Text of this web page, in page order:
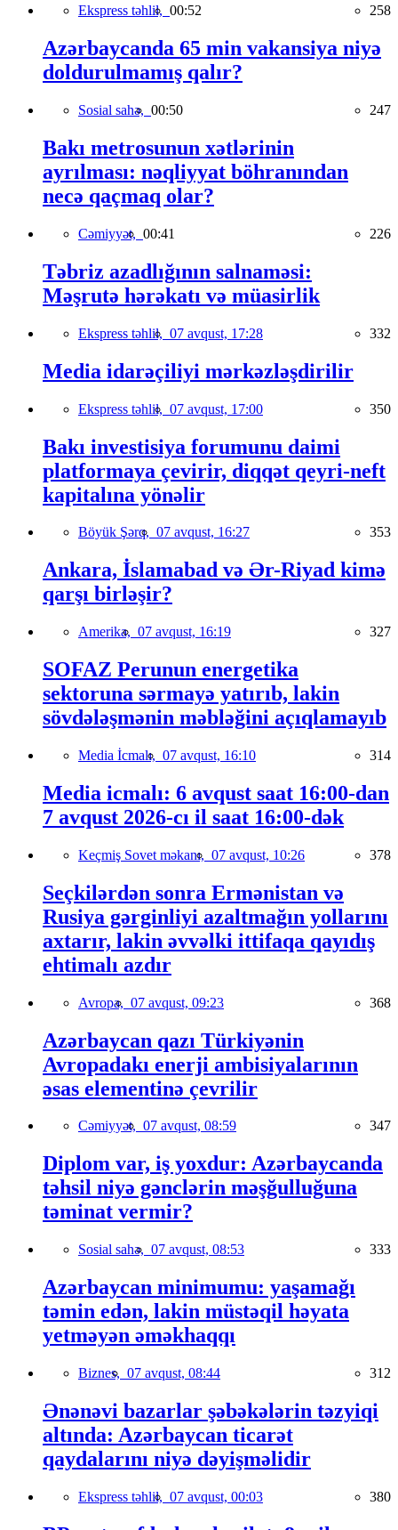
Ekspress təhlil, 00:52 258
Azərbaycanda 65 min vakansiya niyə
doldurulmamış qalır?
Sosial sahə, 00:50 247
Bakı metrosunun xətlərinin
ayrılması: nəqliyyat böhranından
necə qaçmaq olar?
Cəmiyyət, 00:41 226
Təbriz azadlığının salnaməsi:
Məşrutə hərəkatı və müasirlik
Ekspress təhlil, 07 avqust, 17:28 332
Media idarəçiliyi mərkəzləşdirilir
Ekspress təhlil, 07 avqust, 17:00 350
Bakı investisiya forumunu daimi
platformaya çevirir, diqqət qeyri-neft
kapitalına yönəlir
Böyük Şərq, 07 avqust, 16:27 353
Ankara, İslamabad və Ər-Riyad kimə
qarşı birləşir?
Amerika, 07 avqust, 16:19 327
SOFAZ Perunun energetika
sektoruna sərmayə yatırıb, lakin
sövdələşmənin məbləğini açıqlamayıb
Media İcmalı, 07 avqust, 16:10 314
Media icmalı: 6 avqust saat 16:00-dan
7 avqust 2026-cı il saat 16:00-dək
Keçmiş Sovet məkanı, 07 avqust, 10:26 378
Seçkilərdən sonra Ermənistan və
Rusiya gərginliyi azaltmağın yollarını
axtarır, lakin əvvəlki ittifaqa qayıdış
ehtimalı azdır
Avropa, 07 avqust, 09:23 368
Azərbaycan qazı Türkiyənin
Avropadakı enerji ambisiyalarının
əsas elementinə çevrilir
Cəmiyyət, 07 avqust, 08:59 347
Diplom var, iş yoxdur: Azərbaycanda
təhsil niyə gənclərin məşğulluğuna
təminat vermir?
Sosial sahə, 07 avqust, 08:53 333
Azərbaycan minimumu: yaşamağı
təmin edən, lakin müstəqil həyata
yetməyən əməkhaqqı
Biznes, 07 avqust, 08:44 312
Ənənəvi bazarlar şəbəkələrin təzyiqi
altında: Azərbaycan ticarət
qaydalarını niyə dəyişməlidir
Ekspress təhlil, 07 avqust, 00:03 380